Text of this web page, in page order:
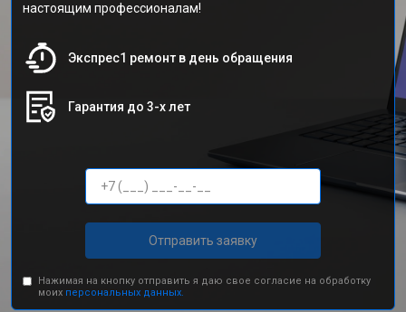
настоящим профессионалам!
Экспрес1 ремонт в день обращения
Гарантия до 3-х лет
Отправить заявку
Нажимая на кнопку отправить я даю свое согласие на обработку
моих персональных данных.